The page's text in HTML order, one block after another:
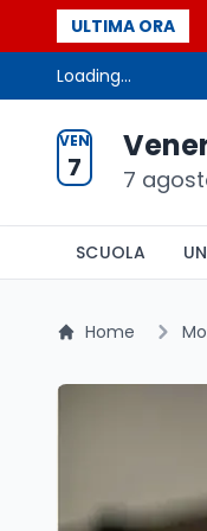
ULTIMA ORA
la glicolisi
Loading...
VEN
7 7
SCUOLA
Home